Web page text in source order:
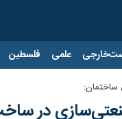
علمی فلسطین
ساختمان:
صنعتی‌سازی در